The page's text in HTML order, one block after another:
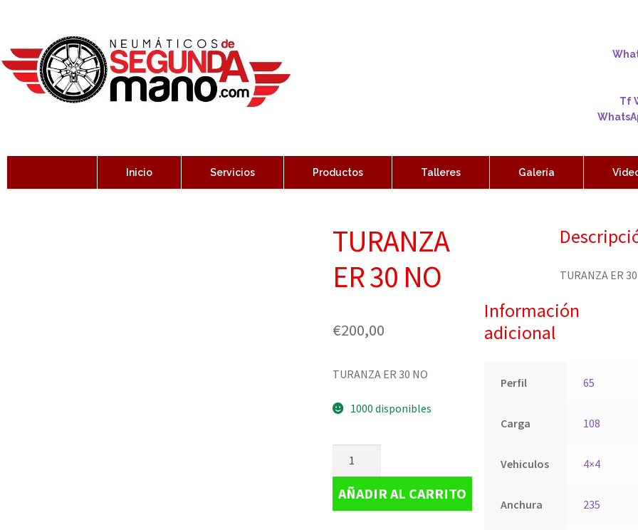
Tf
Inicio Servicios Productos Talleres Galería
TURANZA
ER 30 NO
€200,00
TURANZA ER 30 NO
1000 disponibles
AÑADIR AL CARRITO
TURANZA ER
Información
adicional
Perfil 65
Carga 108
Vehiculos 4×4
Anchura 235